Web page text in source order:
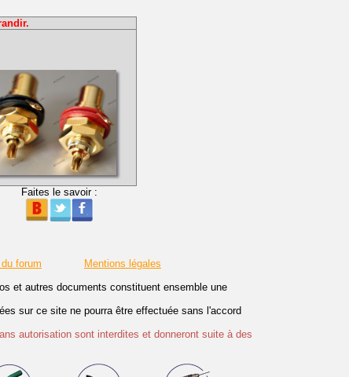
Faites le savoir :
forum
Mentions légales
et autres documents constituent ensemble une
sur ce site ne pourra être effectuée sans l'accord
autorisation sont interdites et donneront suite à des